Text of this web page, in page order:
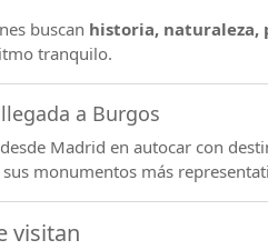
buscan historia, naturaleza,
tranquilo.
a Burgos
Madrid en autocar con
monumentos más
visitan